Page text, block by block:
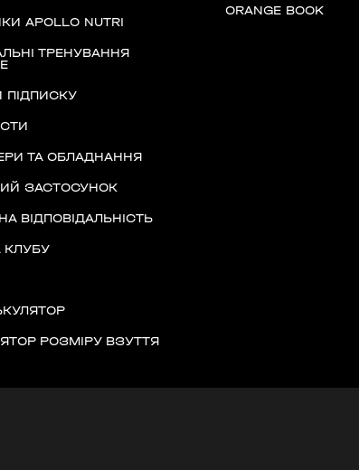
Франківська
область,
ШЛЯХ»)
APOLLO NUTRI
ТРЕНУВАННЯ
ПІДПИСКУ
ТА ОБЛАДНАННЯ
ЗАСТОСУНОК
ВІДПОВІДАЛЬНІСТЬ
КЛУБУ
РОЗМІРУ ВЗУТТЯ
ORANGE BOOK